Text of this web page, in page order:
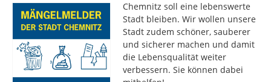
Chemnitz soll eine lebenswerte
Stadt bleiben. Wir wollen unsere
Stadt zudem schöner, sauberer
und sicherer machen und damit
die Lebensqualität weiter
verbessern. Sie können dabei